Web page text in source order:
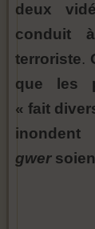
deux
conduit
terroriste.
que les
« fait
gwer